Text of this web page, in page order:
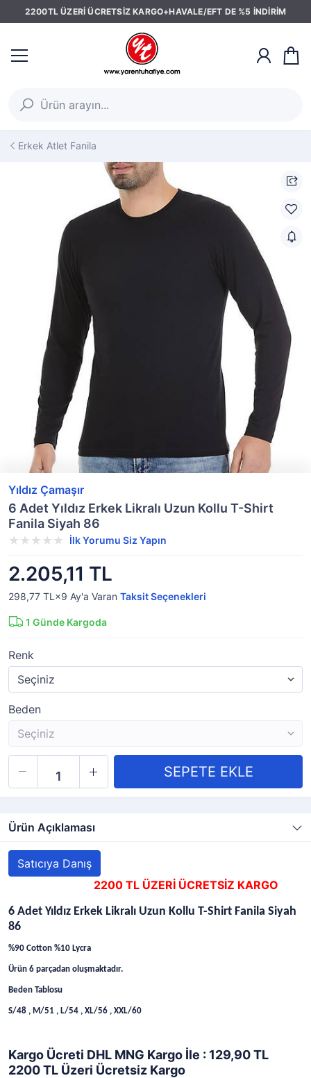
2200TL ÜZERİ ÜCRETSİZ KARGO+HAVALE/EFT DE %5 İNDİRİM
Erkek Atlet Fanila
Yıldız Çamaşır
6 Adet Yıldız Erkek Likralı Uzun Kollu T-Shirt
Fanila Siyah 86
İlk Yorumu Siz Yapın
2.205,11 TL
298,77 TL×9 Ay'a Varan Taksit Seçenekleri
1 Günde Kargoda
Renk
Beden
Ürün Açıklaması
Satıcıya Danış
2200 TL ÜZERİ ÜCRETSİZ KARGO
6 Adet Yıldız Erkek Likralı Uzun Kollu T-Shirt Fanila Siyah
86
%90 Cotton %10 Lycra
Ürün 6 parçadan oluşmaktadır.
Beden Tablosu
S/48 , M/51 , L/54 , XL/56 , XXL/60
Kargo Ücreti DHL MNG Kargo İle : 129,90 TL
2200 TL Üzeri Ücretsiz Kargo